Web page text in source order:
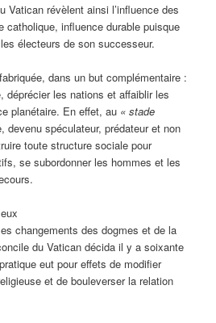
Vatican révèlent ainsi l’influence des
catholique, influence durable puisque
électeurs de son successeur.
dans un but complémentaire :
déprécier les nations et affaiblir les
planétaire. En effet, au « stade
devenu spéculateur, prédateur et non
toute structure sociale pour
se subordonner les hommes et les
changements des dogmes et de la
du Vatican décida il y a soixante
eut pour effets de modifier
et de bouleverser la relation